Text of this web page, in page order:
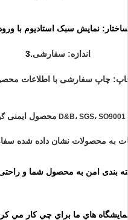
نمایش سبک استادیوم با
3.اندازه: سفارشی
چاپ سفارشی با اطلاعات
محصول ایمنی
به محصولات نشان داده شده
هاي ما براي چي کار مي